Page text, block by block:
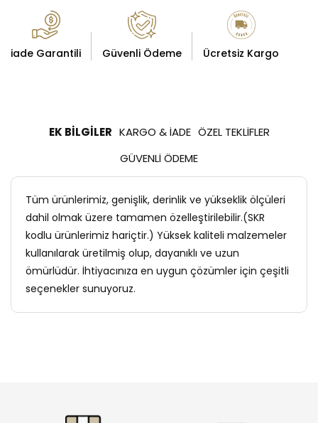
iade Garantili Güvenli Ödeme Ücretsiz Kargo
EK BILGILER KARGO & İADE ÖZEL TEKLIFLER
GÜVENLI ÖDEME
Tüm ürünlerimiz, genişlik, derinlik ve yükseklik ölçüleri
dahil olmak üzere tamamen özelleştirilebilir.(SKR
kodlu ürünlerimiz hariçtir.) Yüksek kaliteli malzemeler
kullanılarak üretilmiş olup, dayanıklı ve uzun
ömürlüdür. İhtiyacınıza en uygun çözümler için çeşitli
seçenekler sunuyoruz.